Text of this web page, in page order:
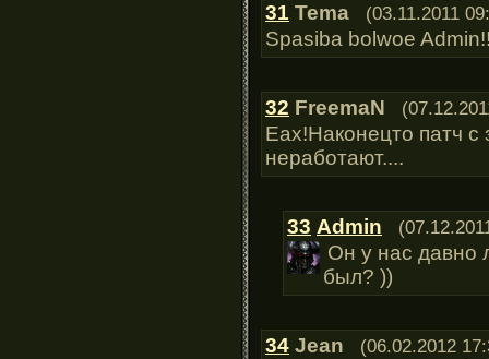
31 Tema (03.11.2011
Spasiba bolwoe
32 FreemaN
Еах!Наконецто патч
неработают....
33 Admin
Он у нас давно
был? ))
34 Jean (06.02.2012